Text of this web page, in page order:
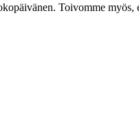
Toivomme